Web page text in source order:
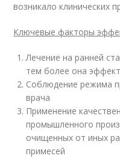
возникало клинических
Ключевые факторы
Лечение на ранней
тем более она
Соблюдение режима
врача
Применение
промышленного
очищенных от иных
примесей